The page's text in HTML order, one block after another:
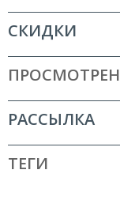
СКИДКИ
РАССЫЛКА
ТЕГИ